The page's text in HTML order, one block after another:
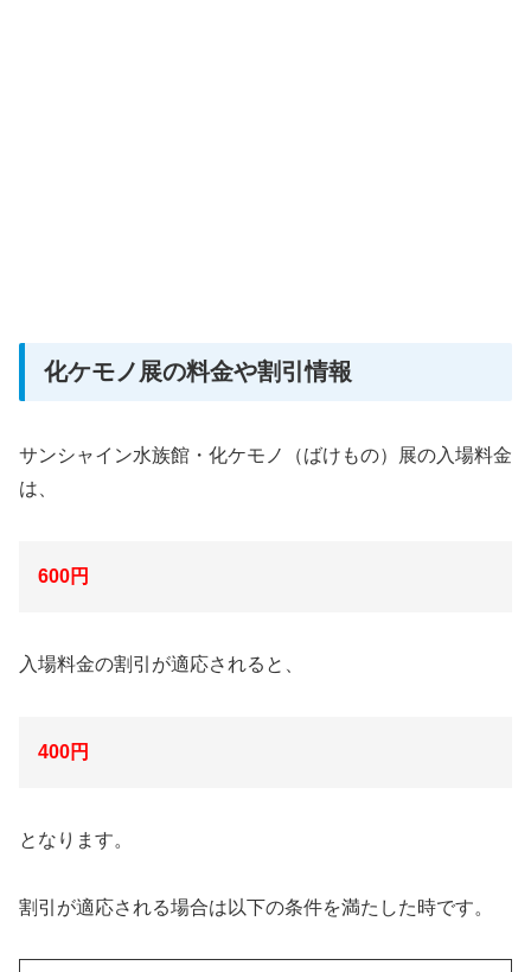
化ケモノ展の料金や割引情報
サンシャイン水族館・化ケモノ（ばけもの）展の入場料金
は、
600円
入場料金の割引が適応されると、
400円
となります。
割引が適応される場合は以下の条件を満たした時です。